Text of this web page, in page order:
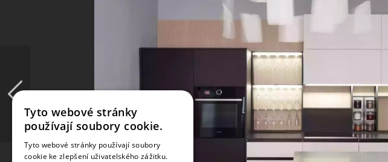
Tyto webové stránky
používají soubory cookie.
Tyto webové stránky používají soubory
cookie ke zlepšení uživatelského zážitku.